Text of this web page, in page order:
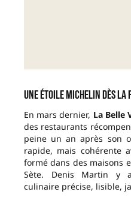
Une étoile Michelin dès la
En mars dernier, La Belle
des restaurants
peine un an après son
rapide, mais cohérente
formé dans des maisons
Sète. Denis Martin y
culinaire précise, lisible,